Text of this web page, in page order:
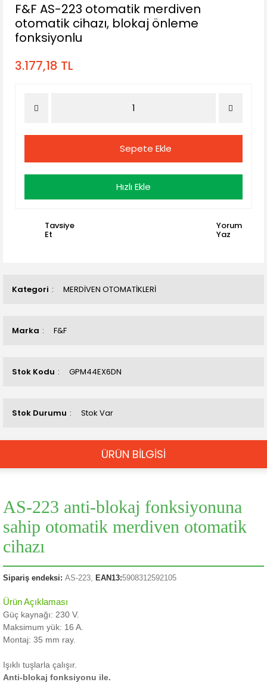
Kategori MERDİVEN OTOMATİKLERİ
Marka F&F
Stok Kodu GPM44EX6DN
Stok Durumu Stok Var
F&F AS-223 otomatik merdiven
otomatik cihazı, blokaj önleme
fonksiyonlu
3.177,18 TL
Sepete Ekle
Hızlı Ekle
Tavsiye
Et
Yorum
Yaz
ÜRÜN BİLGİSİ
AS-223 anti-blokaj fonksiyonuna
sahip otomatik merdiven otomatik
cihazı
Sipariş endeksi: AS-223, EAN13:5908312592105
Ürün Açıklaması
Güç kaynağı: 230 V.
Maksimum yük: 16 A.
Montaj: 35 mm ray.
Işıklı tuşlarla çalışır.
Anti-blokaj fonksiyonu ile.